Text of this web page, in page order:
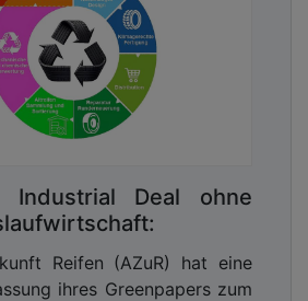
Industrial Deal ohne
Reifen (AZuR) hat eine
ihres Greenpapers zum